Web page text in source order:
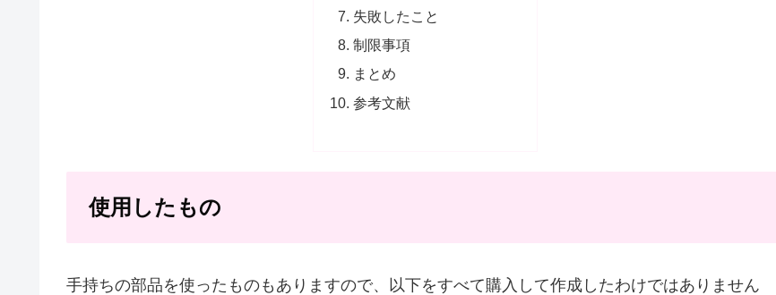
失敗したこと
制限事項
まとめ
参考文献
使用したもの
手持ちの部品を使ったものもありますので、以下をすべて購入して作成したわけではありません